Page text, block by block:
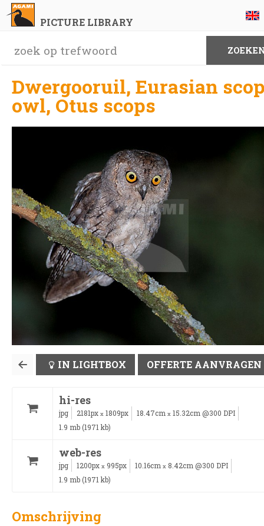
PICTURE LIBRARY
Dwergooruil, Eurasian
owl, Otus scops
IN LIGHTBOX OFFERTE AANVRAGEN
hi-res
jpg 2181px x 1809px 18.47cm x 15.32cm @300 DPI
1.9 mb (1971 kb)
web-res
jpg 1200px x 995px 10.16cm x 8.42cm @300 DPI
1.9 mb (1971 kb)
Omschrijving